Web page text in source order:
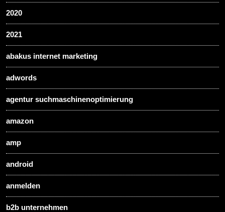
2020
2021
abakus internet marketing
adwords
agentur suchmaschinenoptimierung
amazon
amp
android
anmelden
b2b unternehmen